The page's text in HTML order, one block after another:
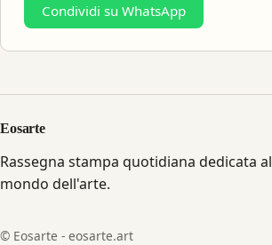
Condividi su WhatsApp
Eosarte
Rassegna stampa quotidiana dedicata al
mondo dell'arte.
© Eosarte - eosarte.art